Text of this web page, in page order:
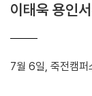
이태욱 용인
7월 6일, 죽전캠퍼